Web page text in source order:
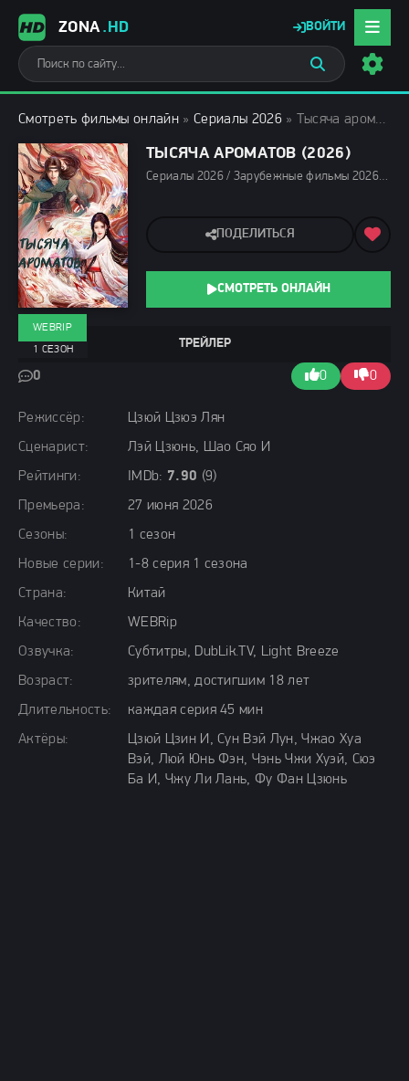
ZONA.HD ВОЙТИ
Смотреть фильмы онлайн »Сериалы 2026 » Тысяча ароматов (2026)
ТЫСЯЧА АРОМАТОВ (2026)
Сериалы 2026 / Зарубежные фильмы 2026 / Новинки сериалов 2026 / Сериалы июня 2026 / Сериалы лета 2026 / Дорамы / Фильмы 2026 / Драмы 2026 / Фэнтези фильмы 2026 / Смотреть фильмы онлайн
Режиссёр:
Цзюй Цзюэ Лян
Сценарист:
Лэй Цзюнь, Шао Сяо И
Рейтинги:
IMDb: 7.90 (9)
Премьера:
27 июня 2026
Сезоны:
1 сезон
Новые серии:
1-8 серия 1 сезона
Страна:
Китай
Качество:
WEBRip
Озвучка:
Субтитры, DubLik.TV, Light Breeze
Возраст:
зрителям, достигшим 18 лет
Длительность:
каждая серия 45 мин
Актёры:
Цзюй Цзин И, Сун Вэй Лун, Чжао Хуа
Вэй, Люй Юнь Фэн, Чэнь Чжи Хуэй, Сюэ
Ба И, Чжу Ли Лань, Фу Фан Цзюнь
ТРЕЙЛЕР
0 0 0
WEBRIP
1 СЕЗОН
ПОДЕЛИТЬСЯ
СМОТРЕТЬ ОНЛАЙН